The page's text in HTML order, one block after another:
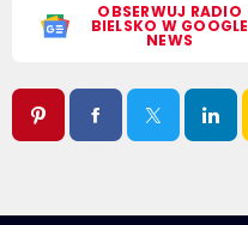
OBSERWUJ RADIO
BIELSKO W GOOGLE
NEWS